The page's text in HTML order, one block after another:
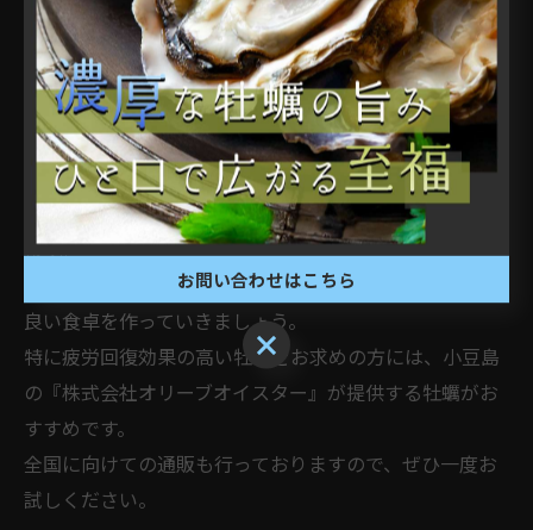
まとめ
疲労回復におすすめの食材として、主に豚肉やうなぎ・
レバー・小松菜・大豆製品・果物・牡蠣などが挙げられ
ます。
このような食材を積極的に取り入れながら、バランスの
良い食卓を作っていきましょう。
特に疲労回復効果の高い牡蠣をお求めの方には、小豆島
の『株式会社オリーブオイスター』が提供する牡蠣がお
すすめです。
全国に向けての通販も行っておりますので、ぜひ一度お
試しください。
お問い合わせはこちら